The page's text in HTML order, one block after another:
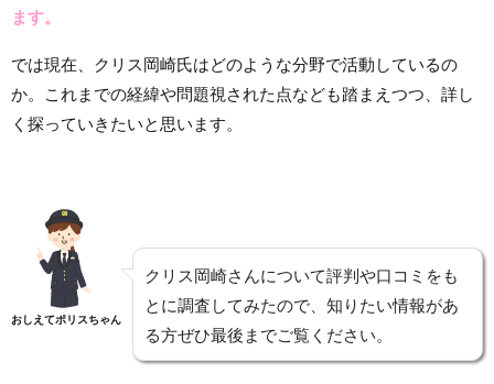
ます。
では現在、クリス岡崎氏はどのような分野で活動しているの
か。これまでの経緯や問題視された点なども踏まえつつ、詳し
く探っていきたいと思います。
おしえてポリスちゃん
クリス岡崎さんについて評判や口コミをも
とに調査してみたので、知りたい情報があ
る方ぜひ最後までご覧ください。